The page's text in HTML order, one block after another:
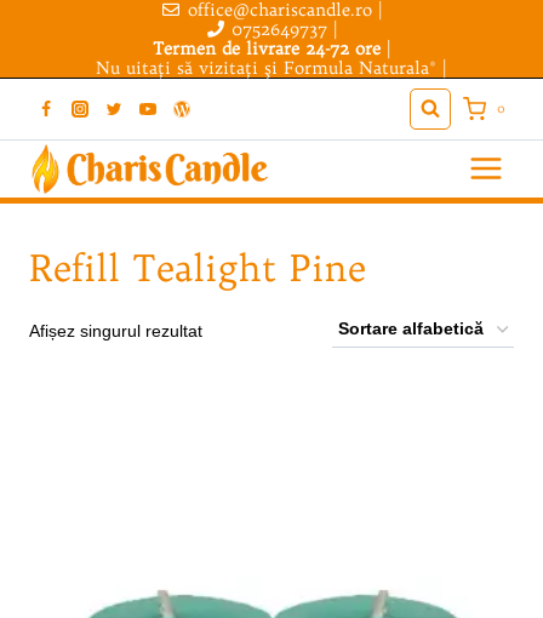
content
office@chariscandle.ro|
0752649737
Termen de livrare 24-72 ore|
Nu uitaţi să vizitaţi şi Formula Naturala®
0
Refill Tealight Pine
Afișez singurul rezultat